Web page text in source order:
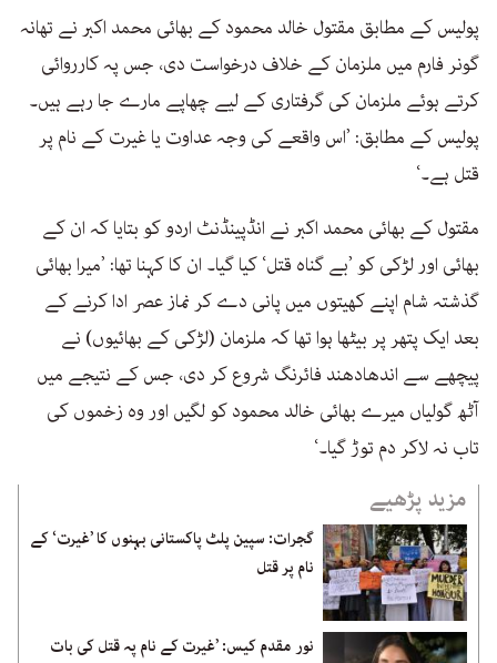
پولیس کے مطابق مقتول خالد محمود کے بھائی محمد اکبر نے تھانہ
گونر فارم میں ملزمان کے خلاف درخواست دی، جس پہ کارروائی
کرتے ہوئے ملزمان کی گرفتاری کے لیے چھاپے مارے جا رہے ہیں۔
پولیس کے مطابق: ’اس واقعے کی وجہ عداوت یا غیرت کے نام پر
قتل ہے۔‘
مقتول کے بھائی محمد اکبر نے انڈپینڈنٹ اردو کو بتایا کہ ان کے
بھائی اور لڑکی کو ’بے گناہ قتل‘ کیا گیا۔ ان کا کہنا تھا: ’میرا بھائی
گذشتہ شام اپنے کھیتوں میں پانی دے کر نماز عصر ادا کرنے کے
بعد ایک پتھر پر بیٹھا ہوا تھا کہ ملزمان (لڑکی کے بھائیوں) نے
پیچھے سے اندھادھند فائرنگ شروع کر دی، جس کے نتیجے میں
آٹھ گولیاں میرے بھائی خالد محمود کو لگیں اور وہ زخموں کی
تاب نہ لاکر دم توڑ گیا۔‘
مزید پڑھیے
گجرات: سپین پلٹ پاکستانی بہنوں کا ’غیرت‘ کے
نام پر قتل
نور مقدم کیس: ’غیرت کے نام پہ قتل کی بات